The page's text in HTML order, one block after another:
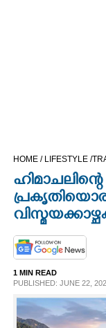
OPINION
PHOTOS
LIFESTYLE
HOME / LIFESTYLE /
1 MIN READ
PUBLISHED: JUNE 22,